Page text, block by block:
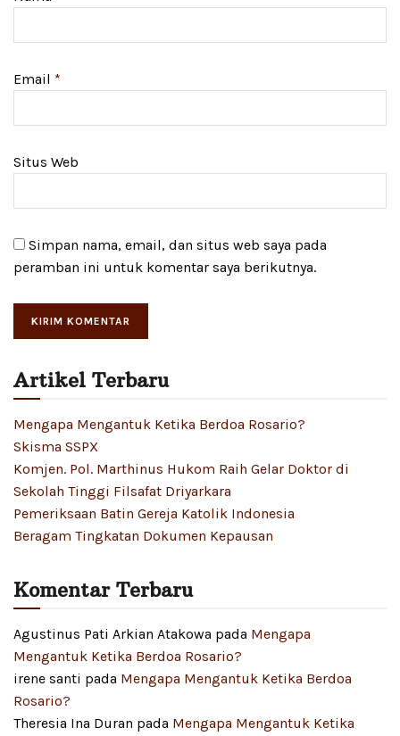
Email *
Situs Web
Simpan nama, email, dan situs web saya pada
peramban ini untuk komentar saya berikutnya.
Artikel Terbaru
Mengapa Mengantuk Ketika Berdoa Rosario?
Skisma SSPX
Komjen. Pol. Marthinus Hukom Raih Gelar Doktor di
Sekolah Tinggi Filsafat Driyarkara
Pemeriksaan Batin Gereja Katolik Indonesia
Beragam Tingkatan Dokumen Kepausan
Komentar Terbaru
Agustinus Pati Arkian Atakowa pada Mengapa
Mengantuk Ketika Berdoa Rosario?
irene santi pada Mengapa Mengantuk Ketika Berdoa
Rosario?
Theresia Ina Duran pada Mengapa Mengantuk Ketika